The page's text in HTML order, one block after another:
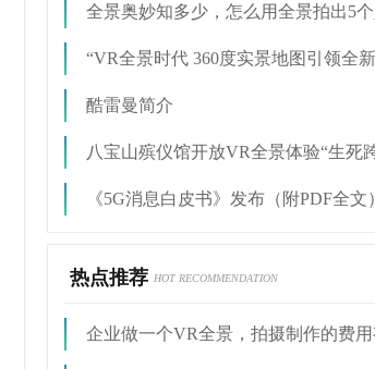
全景奥妙知多少，怎么用全景拍出5
“VR全景时代 360度实景地图引领全
酷雷曼简介
八宝山殡仪馆开放VR全景体验“生死
《5G消息白皮书》发布（附PDF全文）
热点推荐 HOT RECOMMENDATION
企业做一个VR全景，拍摄制作的费用